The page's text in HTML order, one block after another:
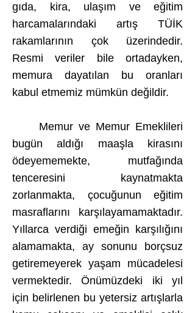
gıda, kira, ulaşım ve eğitim
harcamalarındaki artış TÜİK
rakamlarının çok üzerindedir.
Resmi veriler bile ortadayken,
memura dayatılan bu oranları
kabul etmemiz mümkün değildir.
Memur ve Memur Emeklileri
bugün aldığı maaşla kirasını
ödeyememekte, mutfağında
tenceresini kaynatmakta
zorlanmakta, çocuğunun eğitim
masraflarını karşılayamamaktadır.
Yıllarca verdiği emeğin karşılığını
alamamakta, ay sonunu borçsuz
getiremeyerek yaşam mücadelesi
vermektedir. Önümüzdeki iki yıl
için belirlenen bu yetersiz artışlarla